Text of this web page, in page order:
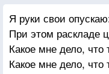
Я падала (тебе ли
Но вот оно –
Написанных по-
Отобразивших все,
Я руки свои
При этом раскладе
Какое мне дело,
Какое мне дело,